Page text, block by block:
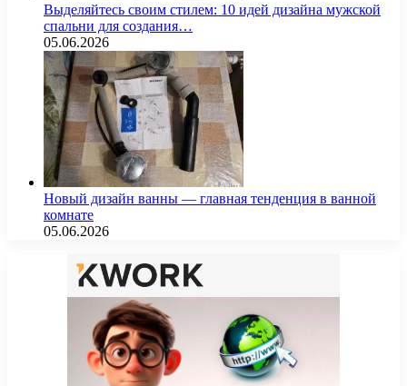
Выделяйтесь своим стилем: 10 идей дизайна мужской
спальни для создания…
05.06.2026
Новый дизайн ванны — главная тенденция в ванной
комнате
05.06.2026